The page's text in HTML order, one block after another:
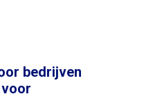
bedrijven